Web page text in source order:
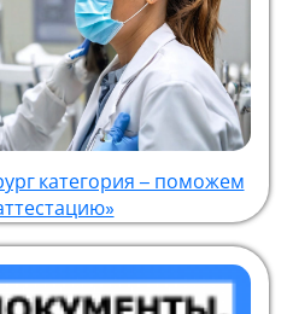
категория – поможем